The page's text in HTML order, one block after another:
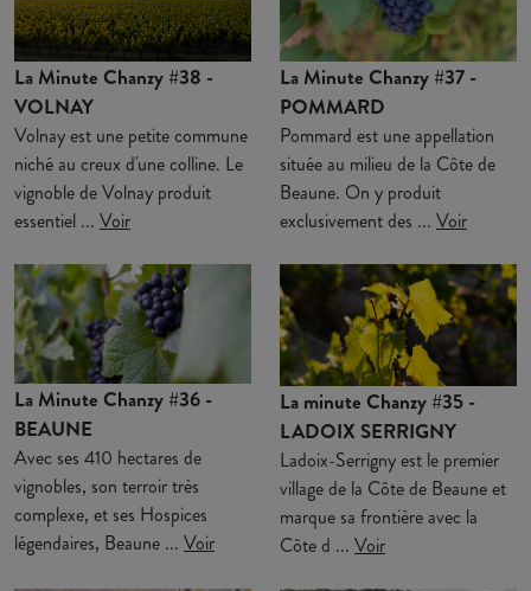
La Minute Chanzy #38 -
VOLNAY
Volnay est une petite commune
niché au creux d'une colline. Le
vignoble de Volnay produit
essentiel ... Voir
La Minute Chanzy #37 -
POMMARD
Pommard est une appellation
située au milieu de la Côte de
Beaune. On y produit
exclusivement des ... Voir
La Minute Chanzy #36 -
BEAUNE
Avec ses 410 hectares de
vignobles, son terroir très
complexe, et ses Hospices
légendaires, Beaune ... Voir
La minute Chanzy #35 -
LADOIX SERRIGNY
Ladoix-Serrigny est le premier
village de la Côte de Beaune et
marque sa frontière avec la
Côte d ... Voir